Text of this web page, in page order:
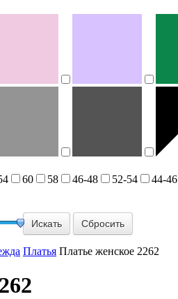
60 58 46-48 52-54
44-46
Сбросить
Платья Платье женское 2262